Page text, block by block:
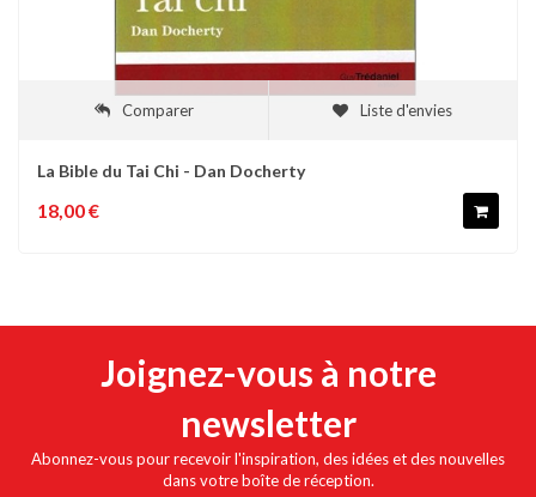
Comparer Liste d'envies
La Bible du Tai Chi - Dan Docherty
18,00 €
Joignez-vous à notre
newsletter
Abonnez-vous pour recevoir l'inspiration, des idées et des nouvelles
dans votre boîte de réception.